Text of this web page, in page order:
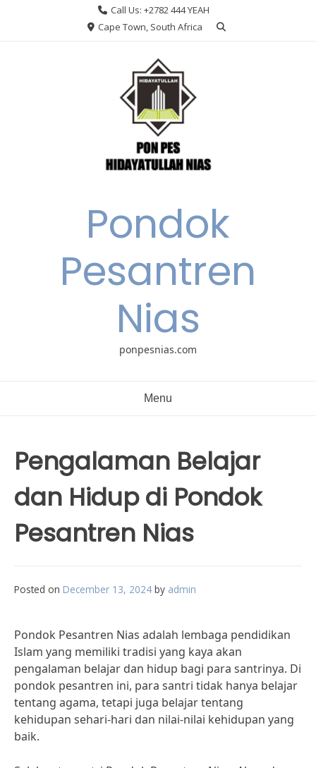
Call Us: +2782 444 YEAH
Cape Town, South Africa
Pondok
Pesantren
Nias
ponpesnias.com
Menu
Pengalaman Belajar
dan Hidup di Pondok
Pesantren Nias
Posted on December 13, 2024 by admin
Pondok Pesantren Nias adalah lembaga pendidikan
Islam yang memiliki tradisi yang kaya akan
pengalaman belajar dan hidup bagi para santrinya. Di
pondok pesantren ini, para santri tidak hanya belajar
tentang agama, tetapi juga belajar tentang
kehidupan sehari-hari dan nilai-nilai kehidupan yang
baik.